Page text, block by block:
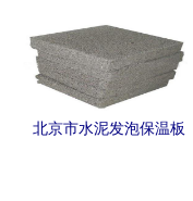
北京市水泥发泡保温板